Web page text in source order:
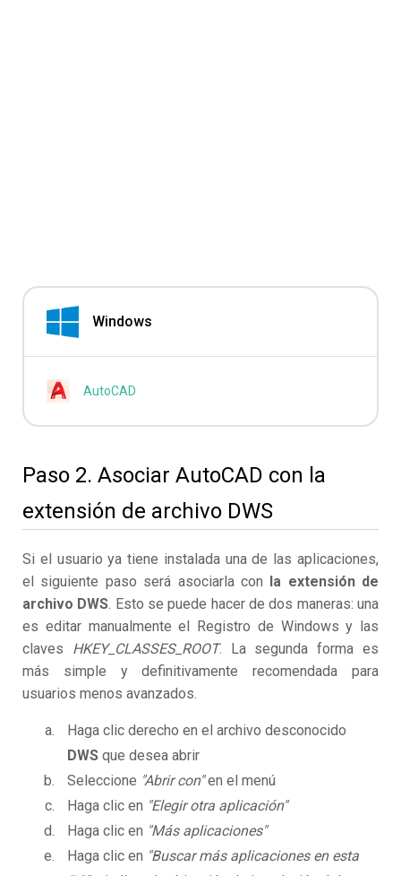
Windows
AutoCAD
Paso 2. Asociar AutoCAD con la
extensión de archivo DWS
Si el usuario ya tiene instalada una de las aplicaciones,
el siguiente paso será asociarla con la extensión de
archivo DWS. Esto se puede hacer de dos maneras: una
es editar manualmente el Registro de Windows y las
claves HKEY_CLASSES_ROOT. La segunda forma es
más simple y definitivamente recomendada para
usuarios menos avanzados.
Haga clic derecho en el archivo desconocido
DWS que desea abrir
Seleccione "Abrir con"en el menú
Haga clic en "Elegir otra aplicación"
Haga clic en "Más aplicaciones"
Haga clic en "Buscar más aplicaciones en esta